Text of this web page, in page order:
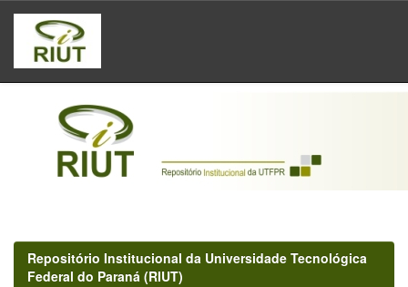
Skip
navigation
Repositório Institucional da Universidade Tecnológica
Federal do Paraná (RIUT)